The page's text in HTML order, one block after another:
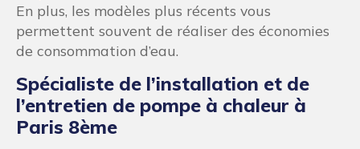
En plus, les modèles plus récents vous
permettent souvent de réaliser des économies
de consommation d’eau.
Spécialiste de l’installation et de
l’entretien de pompe à chaleur à
Paris 8ème